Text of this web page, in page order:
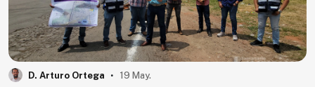
D. Arturo Ortega . 19 May.